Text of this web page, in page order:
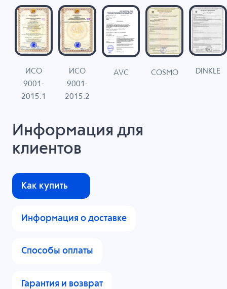
ИСО
9001-
2015.1
ИСО
9001-
2015.2
AVC COSMO DINKLE
Информация для
клиентов
Как купить
Информация о доставке
Способы оплаты
Гарантия и возврат